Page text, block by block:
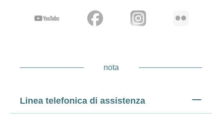
nota
Linea telefonica di assistenza